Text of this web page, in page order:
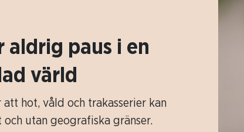
aldrig paus i en
värld
hot, våld och trakasserier kan
utan geografiska gränser.